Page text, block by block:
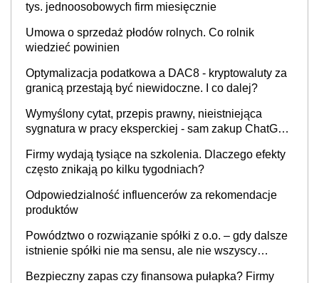
tys. jednoosobowych firm miesięcznie
Umowa o sprzedaż płodów rolnych. Co rolnik
wiedzieć powinien
Optymalizacja podatkowa a DAC8 - kryptowaluty za
granicą przestają być niewidoczne. I co dalej?
Wymyślony cytat, przepis prawny, nieistniejąca
sygnatura w pracy eksperckiej - sam zakup ChatGPT
Firmy wydają tysiące na szkolenia. Dlaczego efekty
często znikają po kilku tygodniach?
Odpowiedzialność influencerów za rekomendacje
produktów
Powództwo o rozwiązanie spółki z o.o. – gdy dalsze
istnienie spółki nie ma sensu, ale nie wszyscy
Bezpieczny zapas czy finansowa pułapka? Firmy